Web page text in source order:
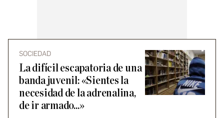
SOCIEDAD
La difícil escapatoria de una
banda juvenil: «Sientes la
necesidad de la adrenalina,
de ir armado...»